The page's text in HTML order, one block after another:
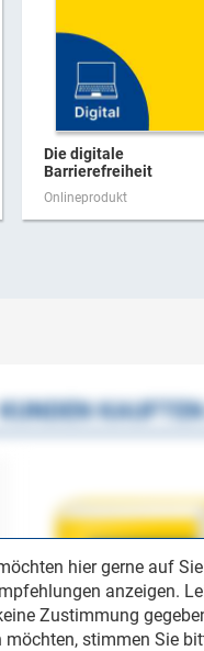
Die digitale
Barrierefreiheit
Onlineprodukt
hier gerne auf
anzeigen.
Zustimmung
möchten, stimmen Sie
KUNDEN